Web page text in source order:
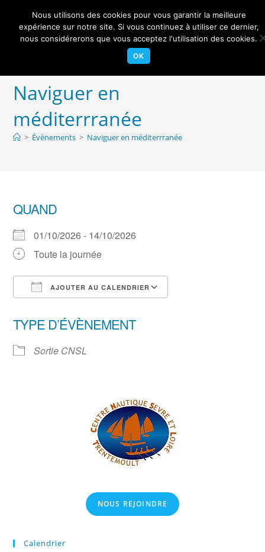
contentCentre Nautique Sèvre et Loire Menu
Naviguer en
méditerrranée
> Évènements > Naviguer en méditerrranée
QUAND
01/10/2026 - 14/10/2026
Toute la journée
AJOUTER AU CALENDRIER
TYPE D’ÉVÈNEMENT
Sortie CNSL
NOUS REJOINDRE
Calendrier
Nous utilisons des cookies pour vous garantir la meilleure
expérience sur notre site. Si vous continuez à utiliser ce dernier,
nous considérerons que vous acceptez l'utilisation des cookies.
OK